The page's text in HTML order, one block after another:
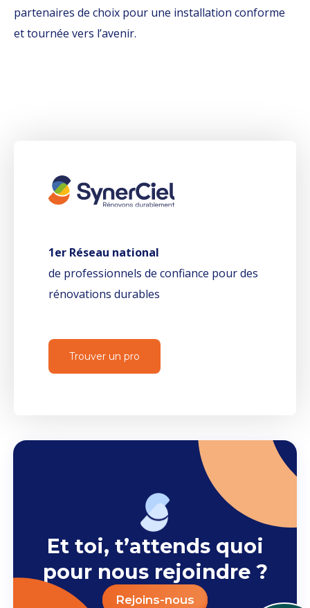
partenaires de choix pour une installation conforme
et tournée vers l’avenir.
1er Réseau national
de professionnels de confiance pour des
rénovations durables
Trouver un pro
Et toi, t’attends quoi
pour nous rejoindre ?
Rejoins-nous